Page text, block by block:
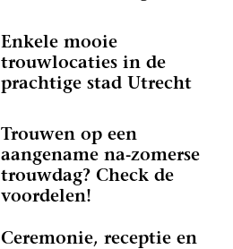
Enkele mooie
trouwlocaties in de
prachtige stad Utrecht
Trouwen op een
aangename na-zomerse
trouwdag? Check de
voordelen!
Ceremonie, receptie en